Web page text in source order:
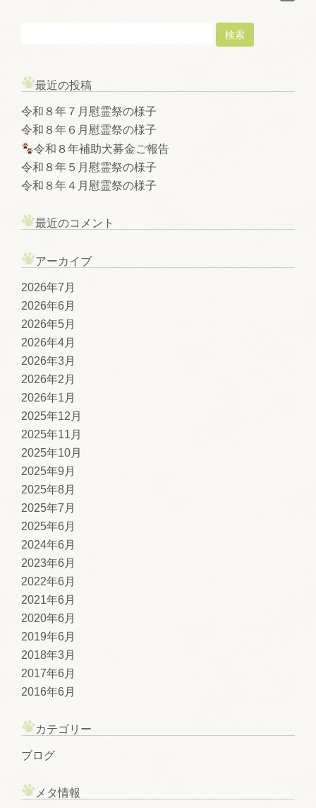
最近の投稿
令和８年７月慰霊祭の様子
令和８年６月慰霊祭の様子
令和８年補助犬募金ご報告
令和８年５月慰霊祭の様子
令和８年４月慰霊祭の様子
最近のコメント
アーカイブ
2026年7月
2026年6月
2026年5月
2026年4月
2026年3月
2026年2月
2026年1月
2025年12月
2025年11月
2025年10月
2025年9月
2025年8月
2025年7月
2025年6月
2024年6月
2023年6月
2022年6月
2021年6月
2020年6月
2019年6月
2018年3月
2017年6月
2016年6月
カテゴリー
ブログ
メタ情報